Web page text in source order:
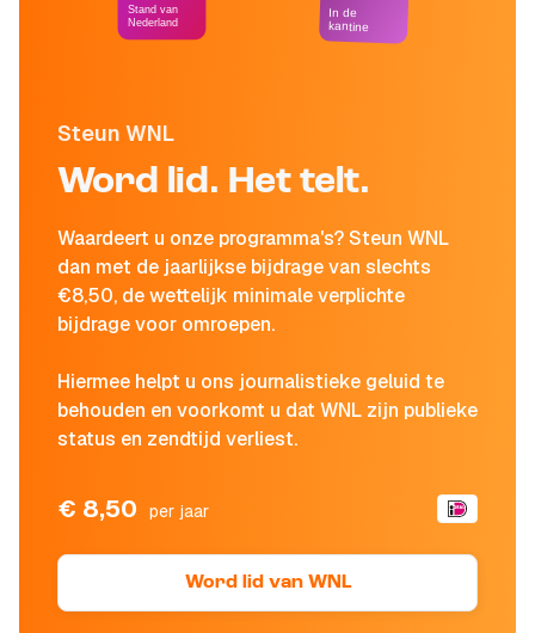
Steun WNL
Word lid. Het telt.
Waardeert u onze programma's? Steun WNL
dan met de jaarlijkse bijdrage van slechts
€8,50, de wettelijk minimale verplichte
bijdrage voor omroepen.
Hiermee helpt u ons journalistieke geluid te
behouden en voorkomt u dat WNL zijn publieke
status en zendtijd verliest.
€ 8,50 per jaar
Word lid van WNL
Stand van
Nederland
In de
kantine